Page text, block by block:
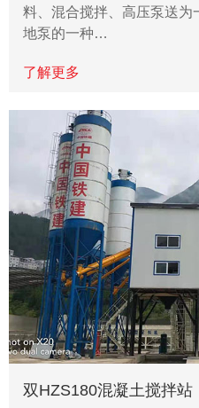
料、混合搅拌、高压泵送为
地泵的一种…
了解更多
双HZS180混凝土搅拌站